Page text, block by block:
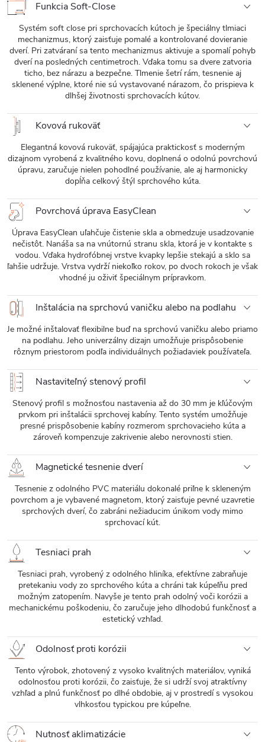
Funkcia Soft-Close
Systém soft close pri sprchovacích kútoch je špeciálny tlmiaci
mechanizmus, ktorý zaisťuje pomalé a kontrolované dovieranie
dverí. Pri zatváraní sa tento mechanizmus aktivuje a spomalí pohyb
dverí na posledných centimetroch. Vďaka tomu sa dvere zatvoria
ticho, bez nárazu a bezpečne. Tlmenie šetrí rám, tesnenie aj
sklenené výplne, ktoré nie sú vystavované nárazom, čo prispieva k
dlhšej životnosti sprchovacích kútov.
Kovová rukoväť
Elegantná kovová rukoväť, spájajúca praktickosť s moderným
dizajnom vyrobená z kvalitného kovu, doplnená o odolnú povrchovú
úpravu, zaručuje nielen pohodlné používanie, ale aj harmonicky
dopĺňa celkový štýl sprchového kúta.
Povrchová úprava EasyClean
Úprava EasyClean uľahčuje čistenie skla a obmedzuje usadzovanie
nečistôt. Nanáša sa na vnútornú stranu skla, ktorá je v kontakte s
vodou. Vďaka hydrofóbnej vrstve kvapky lepšie stekajú a sklo sa
ľahšie udržuje. Vrstva vydrží niekoľko rokov, po dvoch rokoch je však
vhodné ju oživiť špeciálnym prípravkom.
Inštalácia na sprchovú vaničku alebo na podlahu
Je možné inštalovať flexibilne buď na sprchovú vaničku alebo priamo
na podlahu. Jeho univerzálny dizajn umožňuje prispôsobenie
rôznym priestorom podľa individuálnych požiadaviek používateľa.
Nastaviteľný stenový profil
Stenový profil s možnosťou nastavenia až do 30 mm je kľúčovým
prvkom pri inštalácii sprchovej kabíny. Tento systém umožňuje
presné prispôsobenie kabíny rozmerom sprchovacieho kúta a
zároveň kompenzuje zakrivenie alebo nerovnosti stien.
Magnetické tesnenie dverí
Tesnenie z odolného PVC materiálu dokonalé priľne k skleneným
povrchom a je vybavené magnetom, ktorý zaisťuje pevné uzavretie
sprchových dverí, čo zabráni nežiaducim únikom vody mimo
sprchovací kút.
Tesniaci prah
Tesniaci prah, vyrobený z odolného hliníka, efektívne zabraňuje
pretekaniu vody zo sprchového kúta a chráni tak kúpeľňu pred
možným zatopením. Navyše je tento prah odolný voči korózii a
mechanickému poškodeniu, čo zaručuje jeho dlhodobú funkčnosť a
estetický vzhľad.
Odolnosť proti korózii
Tento výrobok, zhotovený z vysoko kvalitných materiálov, vyniká
odolnosťou proti korózii, čo zaisťuje, že si udrží svoj atraktívny
vzhľad a plnú funkčnosť po dlhé obdobie, aj v prostredí s vysokou
vlhkosťou typickou pre kúpeľne.
Nutnosť aklimatizácie